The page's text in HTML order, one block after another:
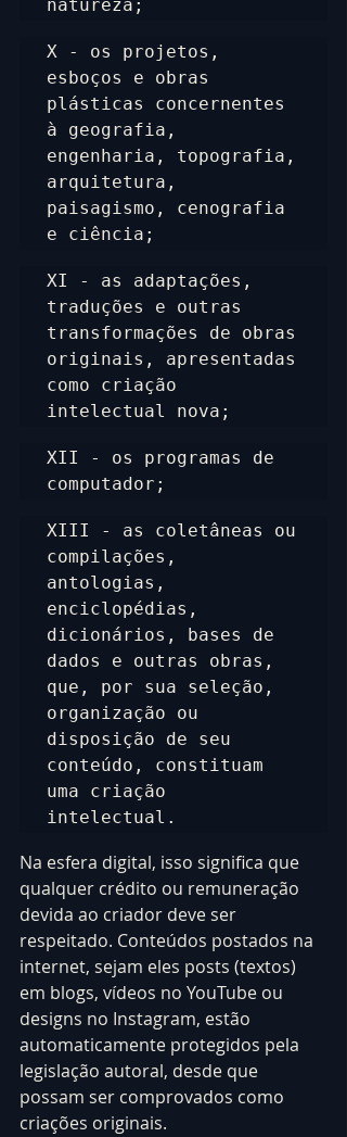
natureza;
X - os projetos,
esboços e obras
plásticas concernentes
à geografia,
engenharia, topografia,
arquitetura,
paisagismo, cenografia
e ciência;
XI - as adaptações,
traduções e outras
transformações de obras
originais, apresentadas
como criação
intelectual nova;
XII - os programas de
computador;
XIII - as coletâneas ou
compilações,
antologias,
enciclopédias,
dicionários, bases de
dados e outras obras,
que, por sua seleção,
organização ou
disposição de seu
conteúdo, constituam
uma criação
intelectual.
Na esfera digital, isso significa que
qualquer crédito ou remuneração
devida ao criador deve ser
respeitado. Conteúdos postados na
internet, sejam eles posts (textos)
em blogs, vídeos no YouTube ou
designs no Instagram, estão
automaticamente protegidos pela
legislação autoral, desde que
possam ser comprovados como
criações originais.